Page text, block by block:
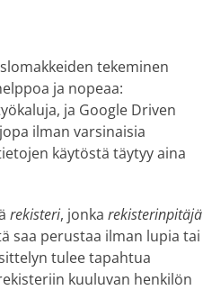
tekeminen
ja nopeaa:
ja Google Driven
ilman varsinaisia
käytöstä täytyy aina
rekisteri, jonka rekisterinpitäjä
saa perustaa ilman lupia tai
tulee tapahtua
kuuluvan henkilön